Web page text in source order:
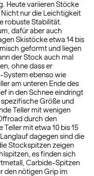
Heute variieren Stöcke
nur die Leichtigkeit
robuste Stabilität.
dafür aber auch
Skistöcke etwa 14 bis
geformt und liegen
der Stock auch mal
ohne dass er
ebenso wie
am unteren Ende des
in den Schnee eindringt
Größe und
Teller mit wenigen
durch den
mit etwa 10 bis 15
dagegen sind die
Stockspitzen zeigen
es finden sich
Carbide-Spitzen
den nötigen Grip im